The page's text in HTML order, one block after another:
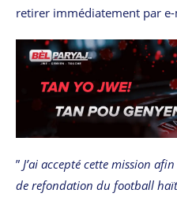
retirer immédiatement par
” J’ai accepté cette mission
de refondation du football